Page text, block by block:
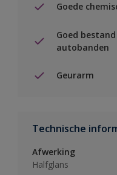
Goede
Goed
autobanden
Geurarm
Technische
Afwerking
Halfglans